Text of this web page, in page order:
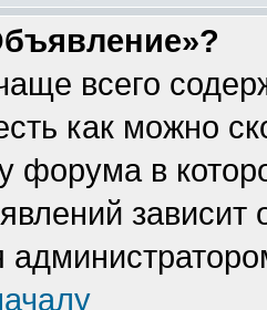
всего
как можно
форума в
зависит